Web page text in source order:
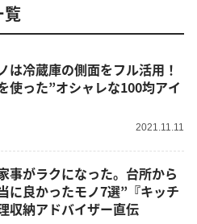
覧
は冷蔵庫の側面をフル活用！
使った”オシャレな100均アイ
2021.11.11
事がラクになった。台所から
に良かったモノ7選”『キッチ
収納アドバイザー直伝